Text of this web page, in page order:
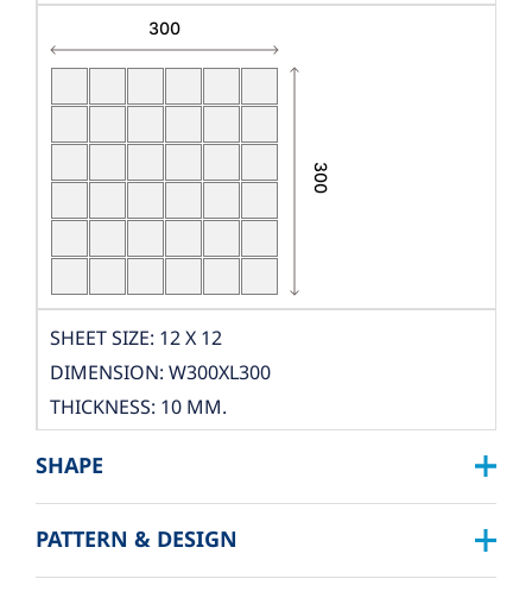
SHEET SIZE: 12 X 12
DIMENSION: W300XL300
THICKNESS: 10 MM.
PACKING
BOX DIMENSION: L324XW319XH122 MM.
QUANTITY/BOX: 10 SHEET
SHAPE
SQUARE :
PATTERN & DESIGN